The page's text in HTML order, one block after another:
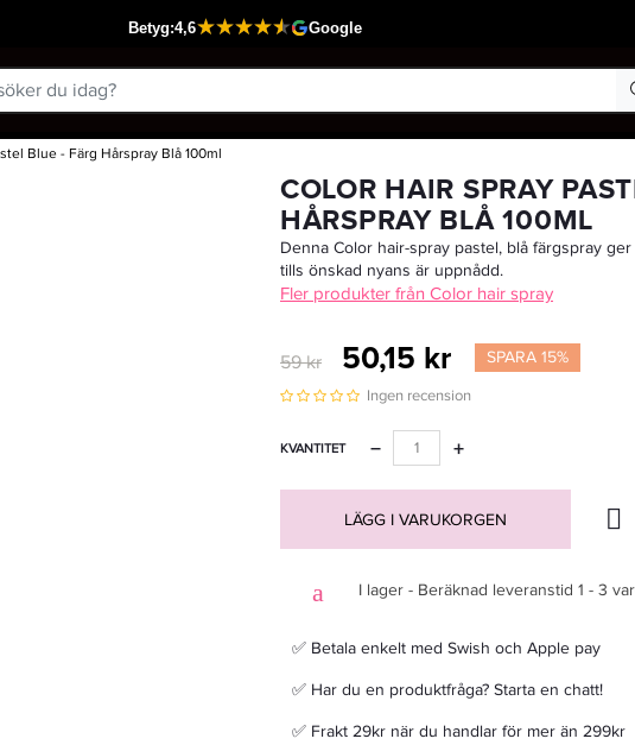
Blue - Färg Hårspray Blå 100ml
Passar din varukorgCOLOR HAIR SPRAY
HÅRSPRAY BLÅ 100ML
Denna Color hair-spray pastel, blå färgspray
tills önskad nyans är uppnådd.
Fler produkter från Color hair spray
59 kr 50,15 kr SPARA 15%
Ingen recension
KVANTITET +
−
LÄGG I VARUKORGEN
I lager - Beräknad leveranstid 1 - 3
✅ Betala enkelt med Swish och Apple pay
✅ Har du en produktfråga? Starta en chatt!
✅ Frakt 29kr när du handlar för mer än 299kr